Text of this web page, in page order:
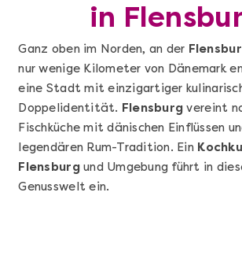
in
Ganz oben im Norden, an der
nur wenige Kilometer von Dänemark
eine Stadt mit einzigartiger
Doppelidentität. Flensburg vereint
Fischküche mit dänischen Einflüssen
legendären Rum-Tradition. Ein
Flensburgund Umgebung führt in
Genusswelt ein.